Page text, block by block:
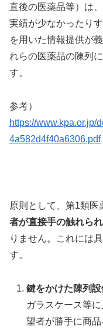
直後の医薬品等）は
実績が少なかったり
を用いた情報提供が
れらの医薬品の陳列
す。
参考）
https://www.kpa.or.jp/
4a582d4f40a6306.pdf
原則として、第1類医
者が直接手の触れら
りません。これには
す。
鍵をかけた陳列設
ガラスケース等
望者が勝手に商